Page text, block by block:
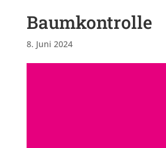
Baumkontrolle
8. Juni 2024